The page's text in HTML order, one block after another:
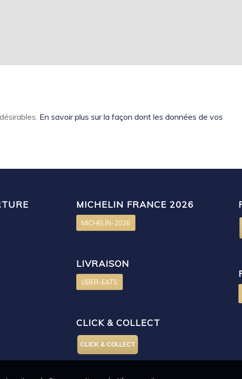
En savoir plus sur la façon dont les données de vos
MICHELIN FRANCE 2026
MICHELIN-2026
LIVRAISON
UBER-EATS
CLICK & COLLECT
CLICK & COLLECT